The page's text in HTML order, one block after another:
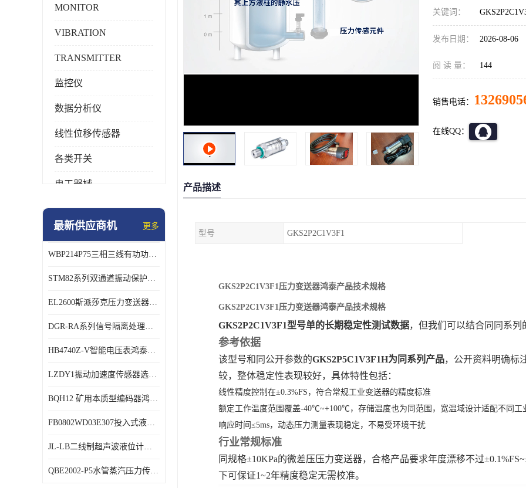
MONITOR
VIBRATION
TRANSMITTER
监控仪
数据分析仪
线性位移传感器
各类开关
电工器械
模块化产品
特殊用处传感器
特殊用途变送器
最新供应商机 更多
WBP214P75三相三线有功功率传感器鸿泰顺达产品稳定性好
STM82系列双通道振动保护表鸿泰产品技术规格
EL2600斯派莎克压力变送器技术规格
DGR-RA系列信号隔离处理器鸿泰产品技术规格
HB4740Z-V智能电压表鸿泰产品外形美观大方
LZDY1振动加速度传感器选型资料
BQH12 矿用本质型编码器鸿泰产品实物展示
FB0802WD03E307投入式液位计鸿泰产品选型参数
JL-LB二线制超声波液位计鸿泰产品外形美观大方
QBE2002-P5水管蒸汽压力传感器西门子产品技术规格
关键词：
发布日期： 2026-08-06
阅 读 量： 144
销售电话：
在线QQ：
产品描述
型号 GKS2P2C1V3F1
GKS2P2C1V3F1压力变送器鸿泰产品技术规格
GKS2P2C1V3F1压力变送器鸿泰产品技术规格
GKS2P2C1V3F1型号单的长期稳定性测试数据，但我们可以结合同同系列
参考依据
该型号和同公开参数的‌GKS2P5C1V3F1H为同系列产品，公开资料明确标
较，整体稳定性表现较好，具体特性包括：
线性精度控制在±0.3%FS，符合常规工业变送器的精度标准
额定工作温度范围覆盖-40℃~+100℃，存储温度也为同范围，宽温域设计适配不同工
响应时间≤5ms，动态压力测量表现稳定，不易受环境干扰
行业常规标准
同规格±10KPa的微差压压力变送器，合格产品要求年度漂移不过
下可保证1~2年精度稳定无需校准。